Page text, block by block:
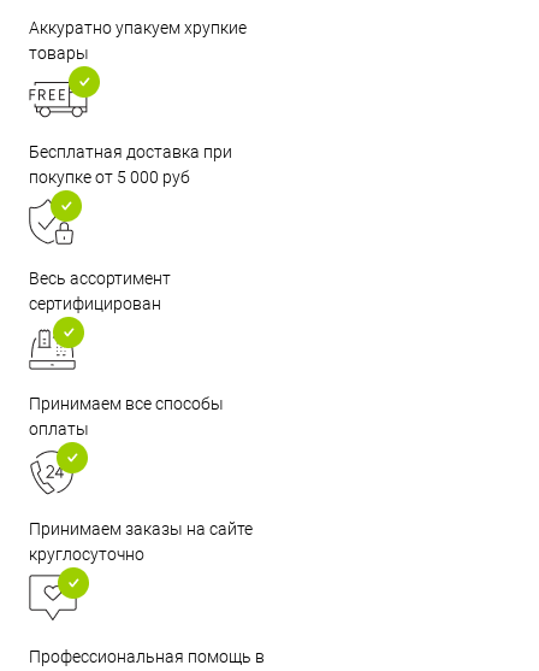
Аккуратно упакуем хрупкие
товары
Бесплатная доставка при
покупке от 5 000 руб
Весь ассортимент
сертифицирован
Принимаем все способы
оплаты
Принимаем заказы на сайте
круглосуточно
Профессиональная помощь в